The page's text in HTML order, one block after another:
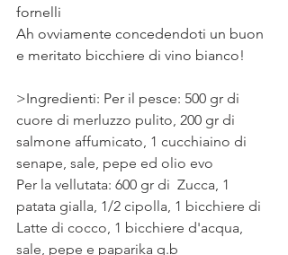
fornelli⠀
Ah ovviamente concedendoti un buon
e meritato bicchiere di vino bianco!
>Ingredienti: Per il pesce: 500 gr di
cuore di merluzzo pulito, 200 gr di
salmone affumicato, 1 cucchiaino di
senape, sale, pepe ed olio evo
Per la vellutata: 600 gr di  Zucca, 1
patata gialla, 1/2 cipolla, 1 bicchiere di
Latte di cocco, 1 bicchiere d'acqua,
sale, pepe e paparika q.b